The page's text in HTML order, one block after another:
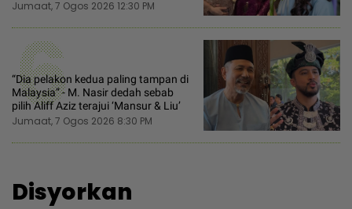
Jumaat, 7 Ogos 2026 12:30 PM
6
“Dia pelakon kedua paling tampan di
Malaysia” - M. Nasir dedah sebab
pilih Aliff Aziz terajui ‘Mansur & Liu’
Jumaat, 7 Ogos 2026 8:30 PM
Disyorkan